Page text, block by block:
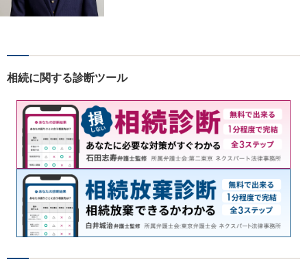
皆様にとって最善の解決を模
相談ください。
相続に関する診断ツール